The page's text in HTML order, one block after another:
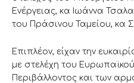
Ενέργειας, κα Ιωάννα
του Πράσινου Ταμείου, κα
Επιπλέον, είχαν την
με στελέχη του
Περιβάλλοντος και των